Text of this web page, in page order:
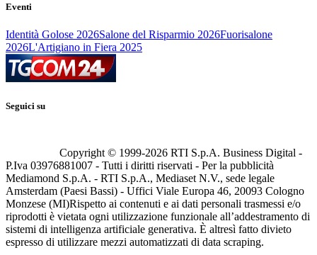
Eventi
Identità Golose 2026Salone del Risparmio 2026Fuorisalone
2026L'Artigiano in Fiera 2025
Seguici su
Copyright © 1999-2026 RTI S.p.A. Business Digital -
P.Iva 03976881007 - Tutti i diritti riservati - Per la pubblicità
Mediamond S.p.A. - RTI S.p.A., Mediaset N.V., sede legale
Amsterdam (Paesi Bassi) - Uffici Viale Europa 46, 20093 Cologno
Monzese (MI)Rispetto ai contenuti e ai dati personali trasmessi e/o
riprodotti è vietata ogni utilizzazione funzionale all’addestramento di
sistemi di intelligenza artificiale generativa. È altresì fatto divieto
espresso di utilizzare mezzi automatizzati di data scraping.